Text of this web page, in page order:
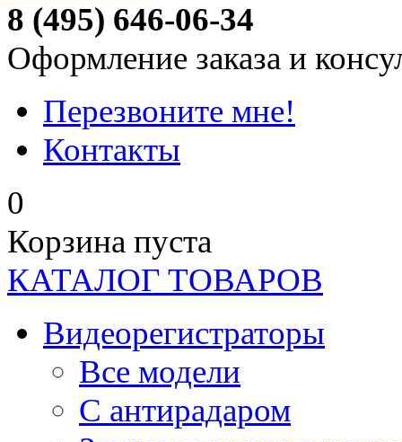
8 (495) 646-06-34
Оформление заказа и
Перезвоните мне!
Контакты
0
Корзина пуста
КАТАЛОГ ТОВАРОВ
Видеорегистраторы
Все модели
C антирадаром